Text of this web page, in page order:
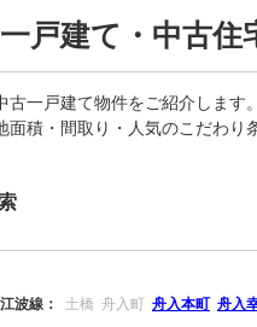
戸建て・中古住
一戸建て物件をご紹介しま
積・間取り・人気のこだわ
波線： 土橋 舟入町 舟入本町 舟入